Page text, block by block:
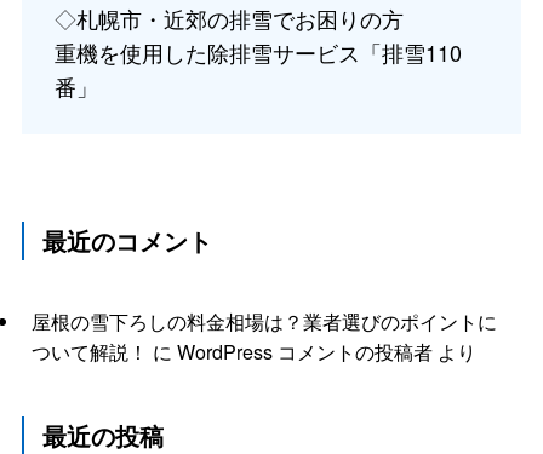
◇札幌市・近郊の排雪でお困りの方
重機を使用した除排雪サービス「排雪110
番」
最近のコメント
屋根の雪下ろしの料金相場は？業者選びのポイントに
ついて解説！ に WordPress コメントの投稿者より
最近の投稿